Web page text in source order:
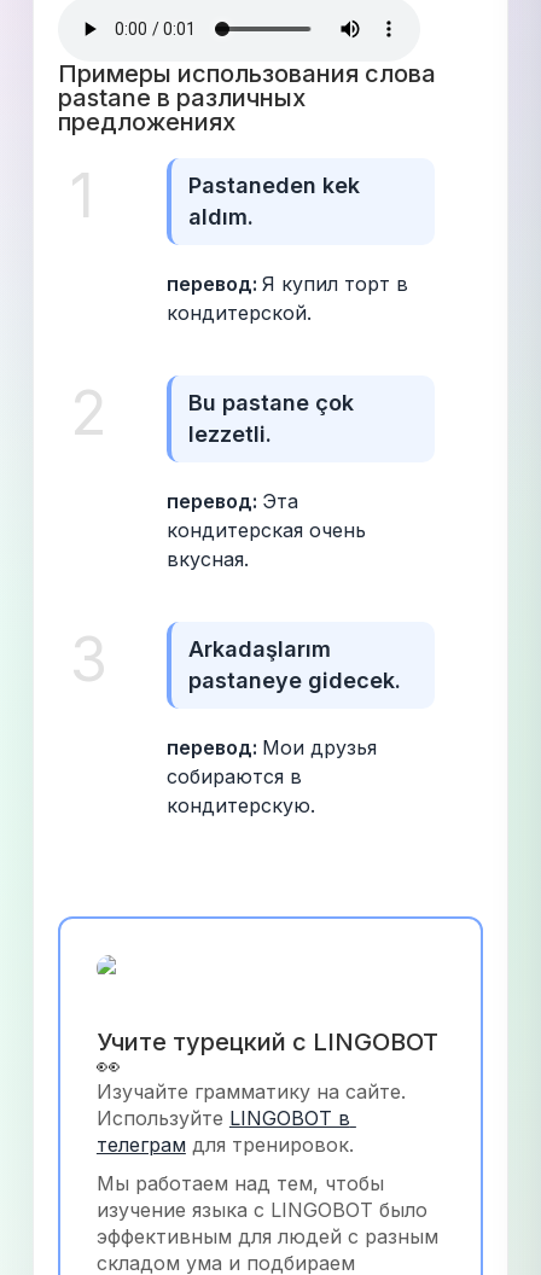
Примеры использования слова
pastane в различных
предложениях
1
Pastaneden kek
aldım.
перевод: Я купил торт в
кондитерской.
2
Bu pastane çok
lezzetli.
перевод: Эта
кондитерская очень
вкусная.
3
Arkadaşlarım
pastaneye gidecek.
перевод: Мои друзья
собираются в
кондитерскую.
Учите турецкий с LINGOBOT
👀
Изучайте грамматику на сайте.
Используйте LINGOBOT в
телеграм для тренировок.
Мы работаем над тем, чтобы
изучение языка с LINGOBOT было
эффективным для людей с разным
складом ума и подбираем